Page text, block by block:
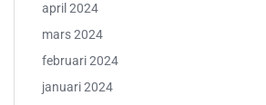
april 2024
mars 2024
februari 2024
januari 2024